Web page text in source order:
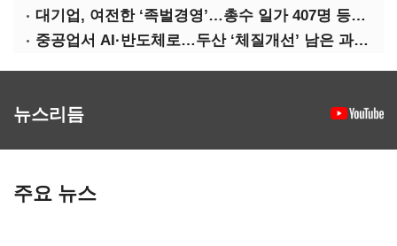
대기업, 여전한 ‘족벌경영’…총수 일가 407명 등기임원
중공업서 AI·반도체로…두산 ‘체질개선’ 남은 과제는
뉴스리듬
주요 뉴스